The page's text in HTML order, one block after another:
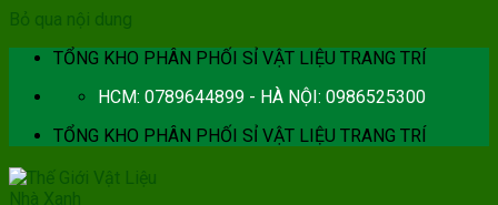
Bỏ qua nội dung
TỔNG KHO PHÂN PHỐI SỈ VẬT LIỆU TRANG TRÍ
HCM: 0789644899 - HÀ NỘI: 0986525300
TỔNG KHO PHÂN PHỐI SỈ VẬT LIỆU TRANG TRÍ